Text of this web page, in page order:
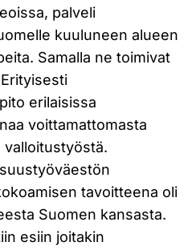
palveli
kuuluneen alueen
Samalla ne toimivat
erilaisissa
voittamattomasta
valloitustyöstä.
tavoitteena oli
Suomen kansasta.
esiin joitakin